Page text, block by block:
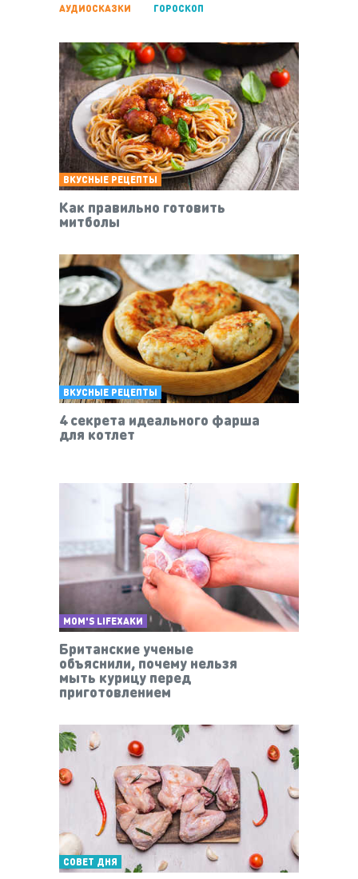
АУДИОСКАЗКИ ГОРОСКОП
ВКУСНЫЕ РЕЦЕПТЫ
Как правильно готовить
митболы
ВКУСНЫЕ РЕЦЕПТЫ
4 секрета идеального фарша
для котлет
MOM'S LIFEХАКИ
Британские ученые
объяснили, почему нельзя
мыть курицу перед
приготовлением
СОВЕТ ДНЯ